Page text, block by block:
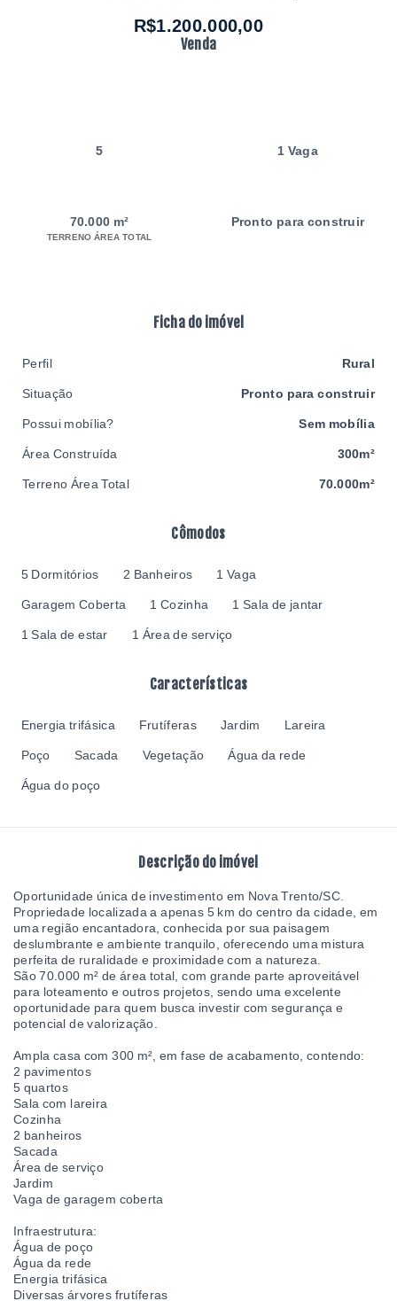
R$1.200.000,00
Venda
5 1 Vaga
70.000 m²
TERRENO ÁREA TOTAL
Pronto para construir
Cômodos
5 Dormitórios 2 Banheiros 1 Vaga
Garagem Coberta 1 Cozinha 1 Sala de jantar
1 Sala de estar 1 Área de serviço
Características
Energia trifásica Frutíferas Jardim Lareira
Poço Sacada Vegetação Água da rede
Água do poço
Descrição do imóvel
Oportunidade única de investimento em Nova Trento/SC.
Propriedade localizada a apenas 5 km do centro da cidade, em
uma região encantadora, conhecida por sua paisagem
deslumbrante e ambiente tranquilo, oferecendo uma mistura
perfeita de ruralidade e proximidade com a natureza.
São 70.000 m² de área total, com grande parte aproveitável
para loteamento e outros projetos, sendo uma excelente
oportunidade para quem busca investir com segurança e
potencial de valorização.
Ampla casa com 300 m², em fase de acabamento, contendo:
2 pavimentos
5 quartos
Sala com lareira
Cozinha
2 banheiros
Sacada
Área de serviço
Jardim
Vaga de garagem coberta
Infraestrutura:
Água de poço
Água da rede
Energia trifásica
Diversas árvores frutíferas
Ficha do imóvel
Perfil Rural
Situação Pronto para construir
Possui mobília? Sem mobília
Área Construída 300m²
Terreno Área Total 70.000m²